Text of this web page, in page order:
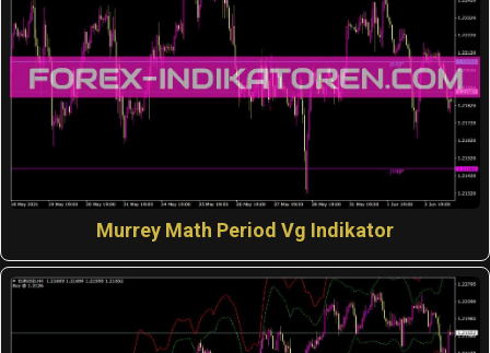
Murrey Math Period Vg Indikator